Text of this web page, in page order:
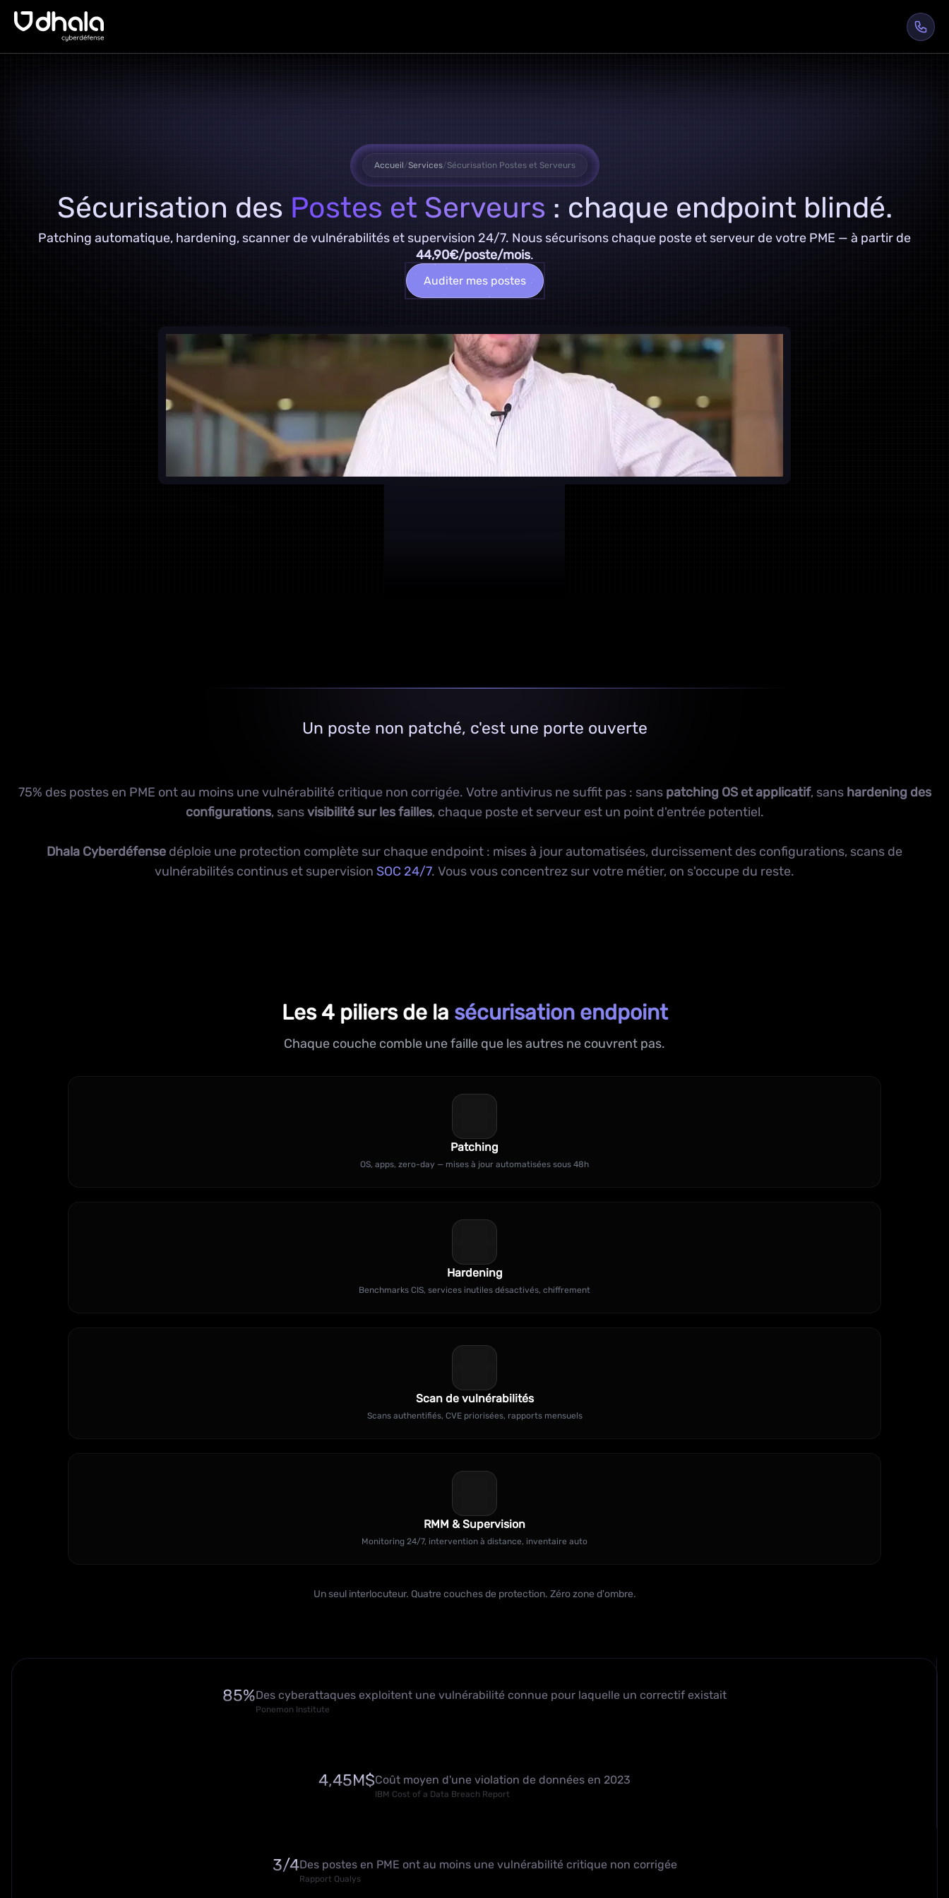
Accueil/Services/Sécurisation Postes et Serveurs
Sécurisation des Postes et Serveurs : chaque endpoint blindé.
Patching automatique, hardening, scanner de vulnérabilités et supervision 24/7. Nous sécurisons chaque poste et serveur de votre PME — à partir de
44,90€/poste/mois.
Auditer mes postes
Un poste non patché, c'est une porte ouverte
75% des postes en PME ont au moins une vulnérabilité critique non corrigée. Votre antivirus ne suffit pas : sans patching OS et applicatif, sans hardening des
configurations, sansvisibilité sur les failles, chaque poste et serveur est un point d'entrée potentiel.
Dhala Cyberdéfense déploie une protection complète sur chaque endpoint : mises à jour automatisées, durcissement des configurations, scans de
vulnérabilités continus et supervision SOC 24/7. Vous vous concentrez sur votre métier, on s'occupe du reste.
Les 4 piliers de la sécurisation endpoint
Chaque couche comble une faille que les autres ne couvrent pas.
Patching
OS, apps, zero-day — mises à jour automatisées sous 48h
Hardening
Benchmarks CIS, services inutiles désactivés, chiffrement
Scan de vulnérabilités
Scans authentifiés, CVE priorisées, rapports mensuels
RMM & Supervision
Monitoring 24/7, intervention à distance, inventaire auto
Un seul interlocuteur. Quatre couches de protection. Zéro zone d'ombre.
85%Des cyberattaques exploitent une vulnérabilité connue pour laquelle un correctif existait
Ponemon Institute
4,45M$Coût moyen d'une violation de données en 2023
IBM Cost of a Data Breach Report
3/4Des postes en PME ont au moins une vulnérabilité critique non corrigée
Rapport Qualys